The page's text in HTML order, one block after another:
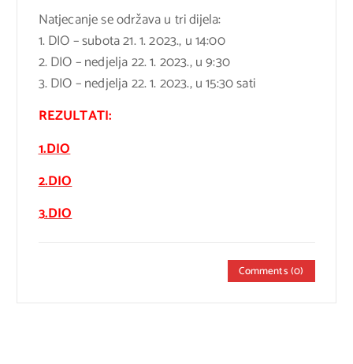
Natjecanje se održava u tri dijela:
1. DIO – subota 21. 1. 2023., u 14:00
2. DIO – nedjelja 22. 1. 2023., u 9:30
3. DIO – nedjelja 22. 1. 2023., u 15:30 sati
REZULTATI:
1.DIO
2.DIO
3.DIO
Comments (0)